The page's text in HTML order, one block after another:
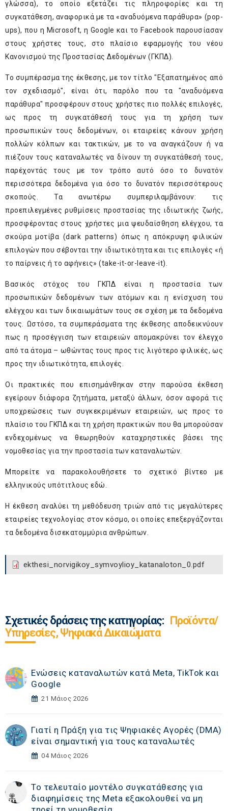
γλώσσα), το οποίο εξετάζει τις πληροφορίες και τη
συγκατάθεση, αναφορικά με τα «αναδυόμενα παράθυρα» (pop-
ups), που η Microsoft, η Google και το Facebook παρουσίασαν
στους χρήστες τους, στο πλαίσιο εφαρμογής του νέου
Κανονισμού της Προστασίας Δεδομένων (ΓΚΠΔ).
Το συμπέρασμα της έκθεσης, με τον τίτλο "Εξαπατημένος από
τον σχεδιασμό", είναι ότι, παρόλο που τα "αναδυόμενα
παράθυρα" προσφέρουν στους χρήστες πιο πολλές επιλογές,
ως προς τη συγκατάθεσή τους για τη χρήση των
προσωπικών τους δεδομένων, οι εταιρείες κάνουν χρήση
πολλών κόλπων και τακτικών, με το να αναγκάζουν ή να
πιέζουν τους καταναλωτές να δίνουν τη συγκατάθεσή τους,
παρέχοντάς τους με τον τρόπο αυτό όσο το δυνατόν
περισσότερα δεδομένα για όσο το δυνατόν περισσότερους
σκοπούς. Τα ανωτέρω συμπεριλαμβάνουν: τις
προεπιλεγμένες ρυθμίσεις προστασίας της ιδιωτικής ζωής,
προσφέροντας στους χρήστες μια ψευδαίσθηση ελέγχου, τα
σκούρα μοτίβα (dark patterns) όπως η απόκρυψη φιλικών
επιλογών που σέβονται την ιδιωτικότητα και τις επιλογές «ή
το παίρνεις ή το αφήνεις» (take-it-or-leave-it).
Βασικός στόχος του ΓΚΠΔ είναι η προστασία των
προσωπικών δεδομένων των ατόμων και η ενίσχυση του
ελέγχου και των δικαιωμάτων τους σε σχέση με τα δεδομένα
τους. Ωστόσο, τα συμπεράσματα της έκθεσης αποδεικνύουν
πως η προσέγγιση των εταιρειών απομακρύνει τον έλεγχο
από τα άτομα – ωθώντας τους προς τις λιγότερο φιλικές, ως
προς την ιδιωτικότητα, επιλογές.
Οι πρακτικές που επισημάνθηκαν στην παρούσα έκθεση
εγείρουν διάφορα ζητήματα, μεταξύ άλλων, όσον αφορά τις
υποχρεώσεις των συγκεκριμένων εταιρειών, ως προς το
πλαίσιο του ΓΚΠΔ και τη χρήση πρακτικών που θα μπορούσαν
ενδεχομένως να θεωρηθούν καταχρηστικές βάσει της
νομοθεσίας για την προστασία των καταναλωτών.
Μπορείτε να παρακολουθήσετε το σχετικό βίντεο με
ελληνικούς υπότιτλους εδώ.
Η έκθεση αναλύει τη μεθόδευση τριών από τις μεγαλύτερες
εταιρείες τεχνολογίας στον κόσμο, οι οποίες επεξεργάζονται
τα δεδομένα δισεκατομμύρια ανθρώπων.
ekthesi_norvigikoy_symvoylioy_katanaloton_0.pdf
Σχετικές δράσεις της κατηγορίας: Προϊόντα/
Υπηρεσίες, Ψηφιακά Δικαιώματα
Ενώσεις καταναλωτών κατά Meta, TikTok και
Google
21 Μάιος 2026
Γιατί η Πράξη για τις Ψηφιακές Αγορές (DMA)
είναι σημαντική για τους καταναλωτές
04 Μάιος 2026
Το τελευταίο μοντέλο συγκατάθεσης για
διαφημίσεις της Meta εξακολουθεί να μη